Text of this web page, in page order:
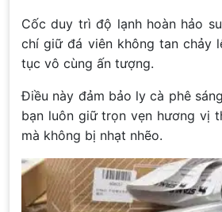
Cốc duy trì độ lạnh hoàn hảo
chí giữ đá viên không tan chảy
tục vô cùng ấn tượng.
Điều này đảm bảo ly cà phê
bạn luôn giữ trọn vẹn hương vị
mà không bị nhạt nhẽo.